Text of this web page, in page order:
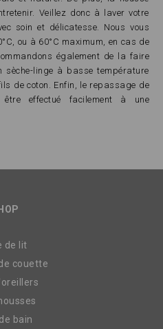
Veillez donc à laver votre
soin et délicatesse. Nous vous
ou à 60°C maximum, en cas de
également de la faire
linge à basse température
de coton. Enfin, le repassage de
effectué facilement à une
de lit
couette
bain